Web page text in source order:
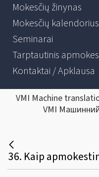
Mokesčių žinynas
Mokesčių kalendorius
Seminarai
Tarptautinis
Kontaktai / Apklausa
VMI Machine
VMI